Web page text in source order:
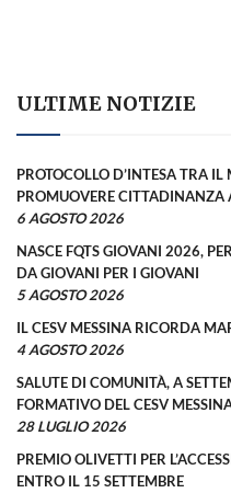
ULTIME NOTIZIE
PROTOCOLLO D’INTESA TRA IL
PROMUOVERE CITTADINANZA
6 AGOSTO 2026
NASCE FQTS GIOVANI 2026,
DA GIOVANI PER I GIOVANI
5 AGOSTO 2026
IL CESV MESSINA RICORDA
4 AGOSTO 2026
SALUTE DI COMUNITÀ, A
FORMATIVO DEL CESV
28 LUGLIO 2026
PREMIO OLIVETTI PER
ENTRO IL 15 SETTEMBRE